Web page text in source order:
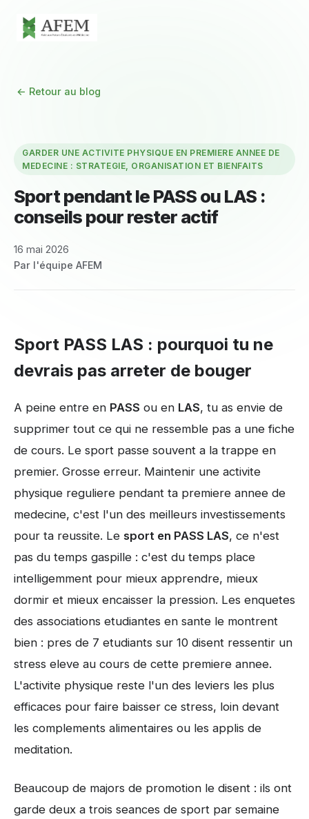
← Retour au blog
GARDER UNE ACTIVITE PHYSIQUE EN PREMIERE ANNEE DE
MEDECINE : STRATEGIE, ORGANISATION ET BIENFAITS
Sport pendant le PASS ou LAS :
conseils pour rester actif
16 mai 2026
Par l'équipe AFEM
Sport PASS LAS : pourquoi tu ne
devrais pas arreter de bouger
A peine entre en PASS ou en LAS, tu as envie de
supprimer tout ce qui ne ressemble pas a une fiche
de cours. Le sport passe souvent a la trappe en
premier. Grosse erreur. Maintenir une activite
physique reguliere pendant ta premiere annee de
medecine, c'est l'un des meilleurs investissements
pour ta reussite. Le sport en PASS LAS, ce n'est
pas du temps gaspille : c'est du temps place
intelligemment pour mieux apprendre, mieux
dormir et mieux encaisser la pression. Les enquetes
des associations etudiantes en sante le montrent
bien : pres de 7 etudiants sur 10 disent ressentir un
stress eleve au cours de cette premiere annee.
L'activite physique reste l'un des leviers les plus
efficaces pour faire baisser ce stress, loin devant
les complements alimentaires ou les applis de
meditation.
Beaucoup de majors de promotion le disent : ils ont
garde deux a trois seances de sport par semaine